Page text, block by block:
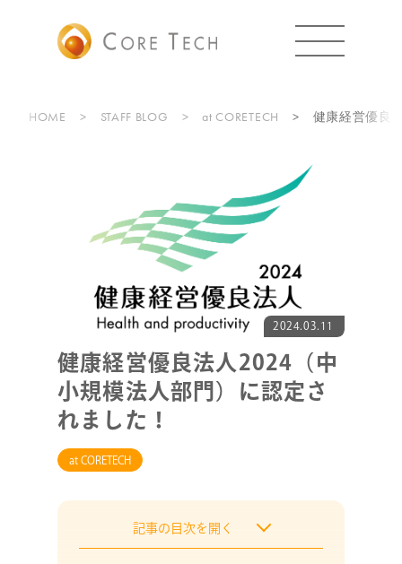
HOME STAFF BLOG at CORETECH 健康経営優良
2024.03.11
健康経営優良法人2024（中
小規模法人部門）に認定さ
れました！
at CORETECH
記事の目次を開く